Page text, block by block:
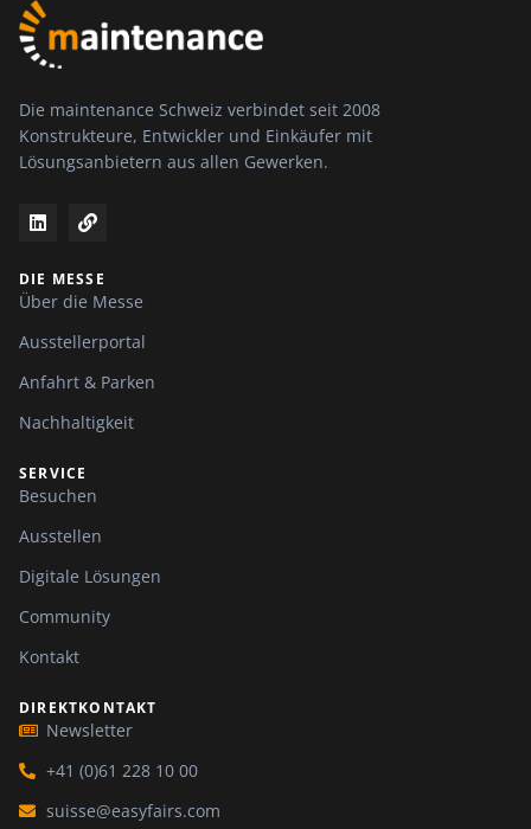
Die maintenance Schweiz verbindet seit 2008
Konstrukteure, Entwickler und Einkäufer mit
Lösungsanbietern aus allen Gewerken.
DIE MESSE
Über die Messe
Ausstellerportal
Anfahrt & Parken
Nachhaltigkeit
SERVICE
Besuchen
Ausstellen
Digitale Lösungen
Community
Kontakt
DIREKTKONTAKT
Newsletter
+41 (0)61 228 10 00
suisse@easyfairs.com